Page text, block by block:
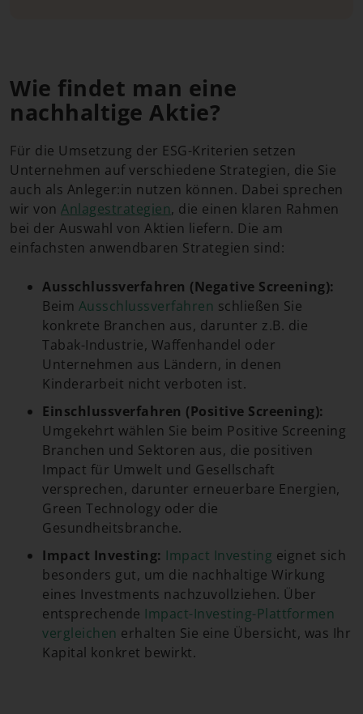
Wie findet man eine
nachhaltige Aktie?
Für die Umsetzung der ESG-Kriterien setzen
Unternehmen auf verschiedene Strategien, die Sie
auch als Anleger:in nutzen können. Dabei sprechen
wir von Anlagestrategien, die einen klaren Rahmen
bei der Auswahl von Aktien liefern. Die am
einfachsten anwendbaren Strategien sind:
Ausschlussverfahren (Negative Screening):
Beim Ausschlussverfahren schließen Sie
konkrete Branchen aus, darunter z.B. die
Tabak-Industrie, Waffenhandel oder
Unternehmen aus Ländern, in denen
Kinderarbeit nicht verboten ist.
Einschlussverfahren (Positive Screening):
Umgekehrt wählen Sie beim Positive Screening
Branchen und Sektoren aus, die positiven
Impact für Umwelt und Gesellschaft
versprechen, darunter erneuerbare Energien,
Green Technology oder die
Gesundheitsbranche.
Impact Investing: Impact Investing eignet sich
besonders gut, um die nachhaltige Wirkung
eines Investments nachzuvollziehen. Über
entsprechende Impact-Investing-Plattformen
vergleichen erhalten Sie eine Übersicht, was Ihr
Kapital konkret bewirkt.